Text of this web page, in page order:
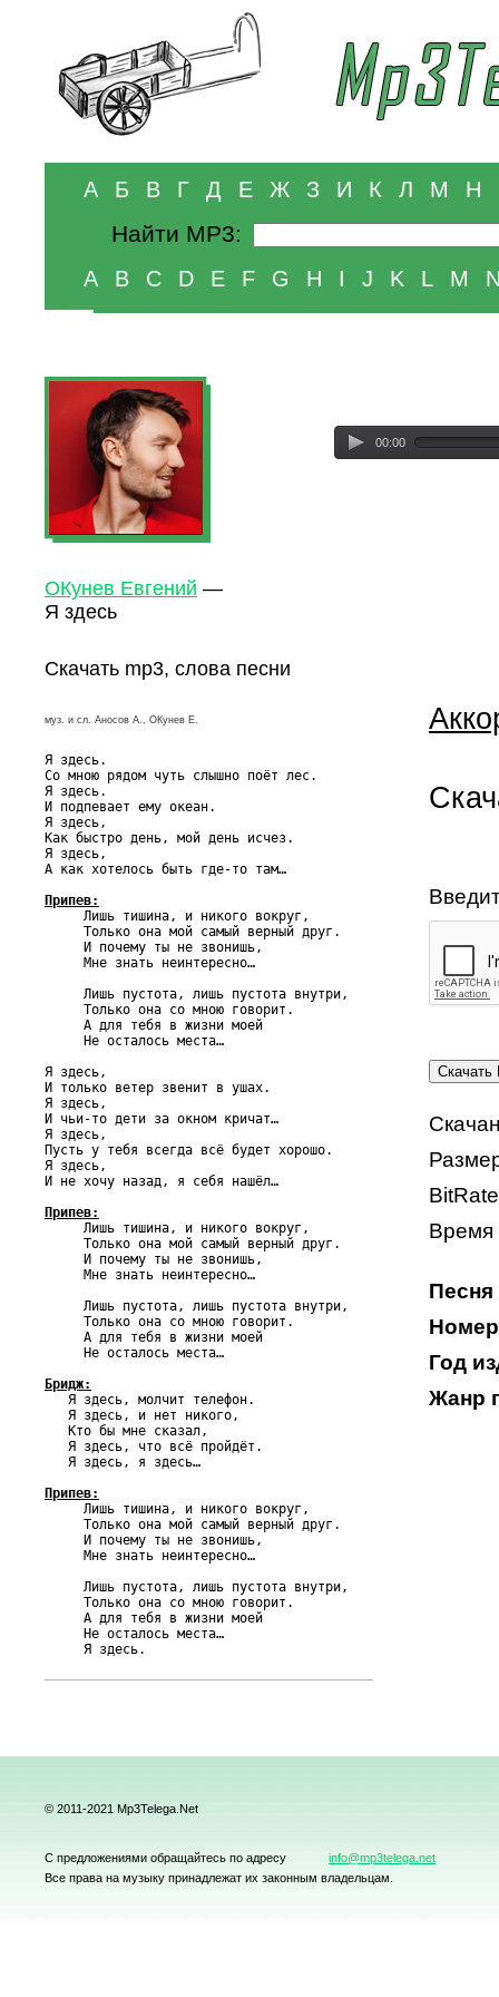
А Б В Г Д Е Ж З И К Л М Н
Найти MP3:
A B C D E F G H I J K L M
ОКунев Евгений —
Я здесь
00:00
Скачать mp3, слова песни
муз. и сл. Аносов А., ОКунев Е.
Я здесь.
Со мною рядом чуть слышно поёт лес.
Я здесь.
И подпевает ему океан.
Я здесь,
Как быстро день, мой день исчез.
Я здесь,
А как хотелось быть где-то там…
Припев:
Лишь тишина, и никого вокруг,
     Только она мой самый верный друг.
     И почему ты не звонишь,
     Мне знать неинтересно…
     Лишь пустота, лишь пустота внутри,
     Только она со мною говорит.
     А для тебя в жизни моей
     Не осталось места…
Я здесь,
И только ветер звенит в ушах.
Я здесь,
И чьи-то дети за окном кричат…
Я здесь,
Пусть у тебя всегда всё будет хорошо.
Я здесь,
И не хочу назад, я себя нашёл…
Припев:
Лишь тишина, и никого вокруг,
     Только она мой самый верный друг.
     И почему ты не звонишь,
     Мне знать неинтересно…
     Лишь пустота, лишь пустота внутри,
     Только она со мною говорит.
     А для тебя в жизни моей
     Не осталось места…
Бридж:
Я здесь, молчит телефон.
   Я здесь, и нет никого,
   Кто бы мне сказал,
   Я здесь, что всё пройдёт.
   Я здесь, я здесь…
Припев:
Лишь тишина, и никого вокруг,
     Только она мой самый верный друг.
     И почему ты не звонишь,
     Мне знать неинтересно…
     Лишь пустота, лишь пустота внутри,
     Только она со мною говорит.
     А для тебя в жизни моей
     Не осталось места…
Время
Песня
Номер
Год
Жанр
© 2011-2021 Mp3Telega.Net
С предложениями обращайтесь по адресу
info@mp3telega.net
Все права на музыку принадлежат их законным владельцам.